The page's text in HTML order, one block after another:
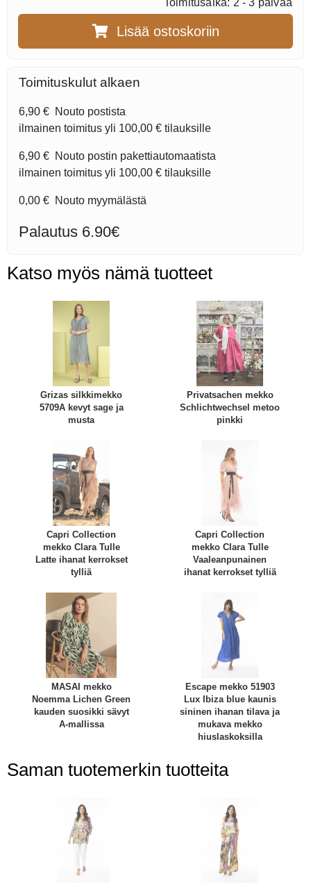
Toimitusaika: 2 - 3 päivää
Lisää ostoskoriin
Toimituskulut alkaen
6,90 € Nouto postista
ilmainen toimitus yli 100,00 € tilauksille
6,90 € Nouto postin pakettiautomaatista
ilmainen toimitus yli 100,00 € tilauksille
0,00 € Nouto myymälästä
Palautus 6.90€
Katso myös nämä tuotteet
Grizas silkkimekko
5709A kevyt sage ja
musta
Privatsachen mekko
Schlichtwechsel metoo
pinkki
Capri Collection
mekko Clara Tulle
Latte ihanat kerrokset
tylliä
Capri Collection
mekko Clara Tulle
Vaaleanpunainen
ihanat kerrokset tylliä
MASAI mekko
Noemma Lichen Green
kauden suosikki sävyt
A-mallissa
Escape mekko 51903
Lux Ibiza blue kaunis
sininen ihanan tilava ja
mukava mekko
hiuslaskoksilla
Saman tuotemerkin tuotteita